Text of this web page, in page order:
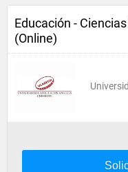
Educación -
(Online)